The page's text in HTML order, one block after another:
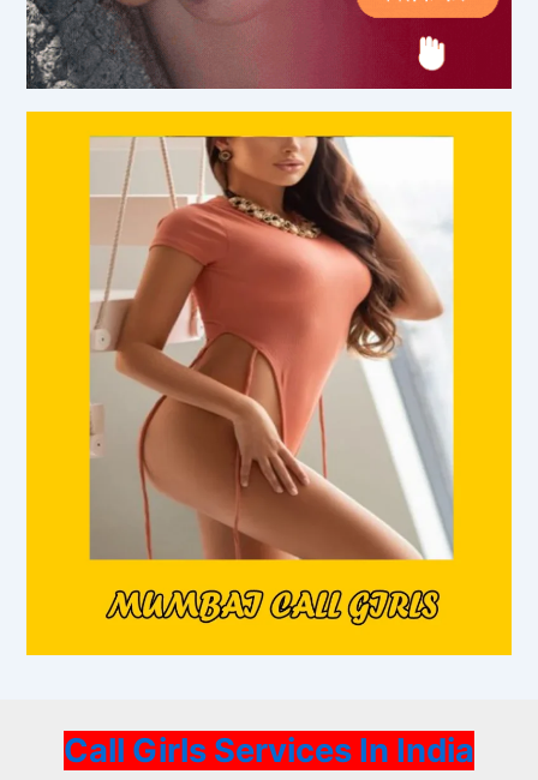
Call Girls Services In India